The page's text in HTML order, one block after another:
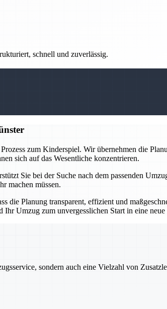
schnell und zuverlässig.
zum Kinderspiel. Wir übernehmen die
sich auf das Wesentliche konzentrieren.
Sie bei der Suche nach dem passenden
machen müssen.
Planung transparent, effizient und
Umzug zum unvergesslichen Start in eine neue
sondern auch eine Vielzahl von